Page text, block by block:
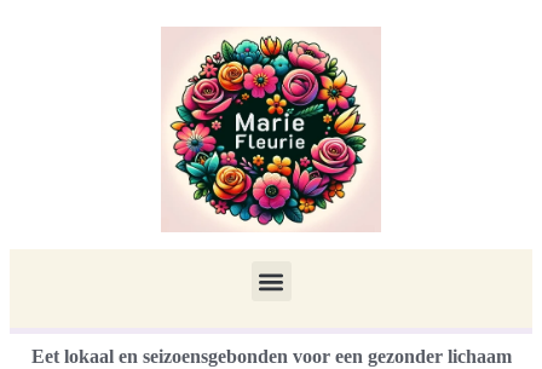
Eet lokaal en seizoensgebonden voor een gezonder lichaam